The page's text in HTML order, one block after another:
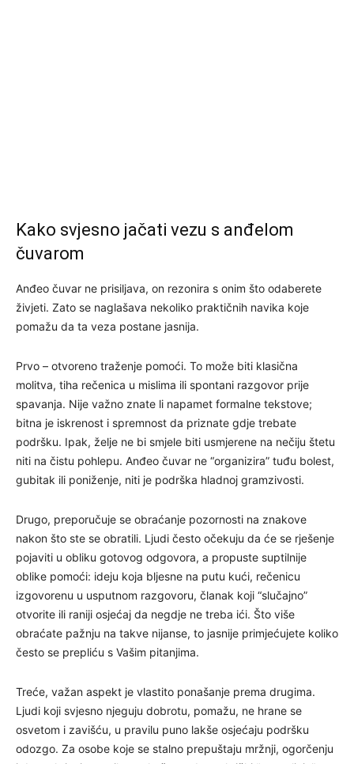
Kako svjesno jačati vezu s anđelom
čuvarom
Anđeo čuvar ne prisiljava, on rezonira s onim što odaberete
živjeti. Zato se naglašava nekoliko praktičnih navika koje
pomažu da ta veza postane jasnija.
Prvo – otvoreno traženje pomoći. To može biti klasična
molitva, tiha rečenica u mislima ili spontani razgovor prije
spavanja. Nije važno znate li napamet formalne tekstove;
bitna je iskrenost i spremnost da priznate gdje trebate
podršku. Ipak, želje ne bi smjele biti usmjerene na nečiju štetu
niti na čistu pohlepu. Anđeo čuvar ne “organizira” tuđu bolest,
gubitak ili poniženje, niti je podrška hladnoj gramzivosti.
Drugo, preporučuje se obraćanje pozornosti na znakove
nakon što ste se obratili. Ljudi često očekuju da će se rješenje
pojaviti u obliku gotovog odgovora, a propuste suptilnije
oblike pomoći: ideju koja bljesne na putu kući, rečenicu
izgovorenu u usputnom razgovoru, članak koji “slučajno”
otvorite ili raniji osjećaj da negdje ne treba ići. Što više
obraćate pažnju na takve nijanse, to jasnije primjećujete koliko
često se prepliću s Vašim pitanjima.
Treće, važan aspekt je vlastito ponašanje prema drugima.
Ljudi koji svjesno njeguju dobrotu, pomažu, ne hrane se
osvetom i zavišću, u pravilu puno lakše osjećaju podršku
odozgo. Za osobe koje se stalno prepuštaju mržnji, ogorčenju